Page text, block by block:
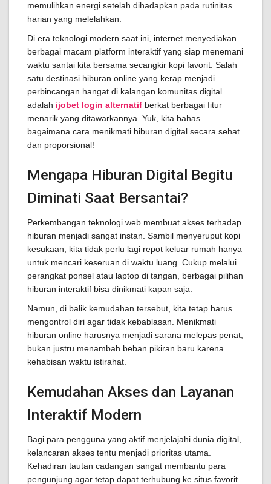
memulihkan energi setelah dihadapkan pada rutinitas
harian yang melelahkan.
Di era teknologi modern saat ini, internet menyediakan
berbagai macam platform interaktif yang siap menemani
waktu santai kita bersama secangkir kopi favorit. Salah
satu destinasi hiburan online yang kerap menjadi
perbincangan hangat di kalangan komunitas digital
adalah ijobet login alternatif berkat berbagai fitur
menarik yang ditawarkannya. Yuk, kita bahas
bagaimana cara menikmati hiburan digital secara sehat
dan proporsional!
Mengapa Hiburan Digital Begitu
Diminati Saat Bersantai?
Perkembangan teknologi web membuat akses terhadap
hiburan menjadi sangat instan. Sambil menyeruput kopi
kesukaan, kita tidak perlu lagi repot keluar rumah hanya
untuk mencari keseruan di waktu luang. Cukup melalui
perangkat ponsel atau laptop di tangan, berbagai pilihan
hiburan interaktif bisa dinikmati kapan saja.
Namun, di balik kemudahan tersebut, kita tetap harus
mengontrol diri agar tidak kebablasan. Menikmati
hiburan online harusnya menjadi sarana melepas penat,
bukan justru menambah beban pikiran baru karena
kehabisan waktu istirahat.
Kemudahan Akses dan Layanan
Interaktif Modern
Bagi para pengguna yang aktif menjelajahi dunia digital,
kelancaran akses tentu menjadi prioritas utama.
Kehadiran tautan cadangan sangat membantu para
pengunjung agar tetap dapat terhubung ke situs favorit